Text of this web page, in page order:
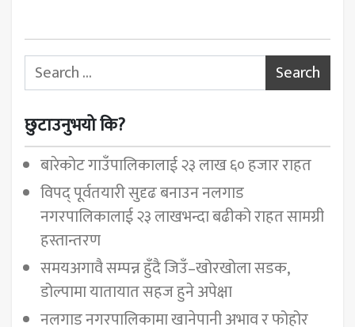
Search for:
छुटाउनुभयो कि?
बारेकोट गाउँपालिकालाई २३ लाख ६० हजार राहत
विपद् पूर्वतयारी सुदृढ बनाउन नलगाड
नगरपालिकालाई २३ लाखभन्दा बढीको राहत सामग्री
हस्तान्तरण
समयअगावै सम्पन्न हुँदै जिउँ–खोरखोला सडक,
डोल्पामा यातायात सहज हुने अपेक्षा
नलगाड नगरपालिकामा खानेपानी अभाव र फोहोर